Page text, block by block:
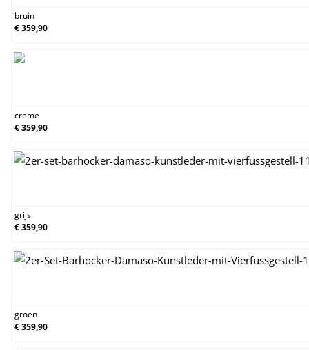
bruin
€ 359,90
creme
€ 359,90
grijs
€ 359,90
groen
€ 359,90